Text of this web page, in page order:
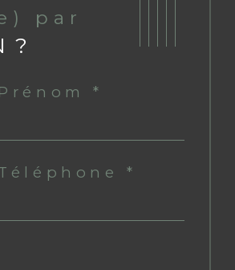
par
?
Prénom *
*